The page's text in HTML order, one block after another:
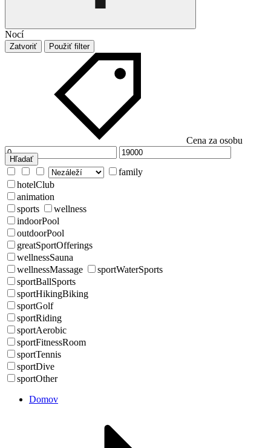
Nocí
Zatvoriť Použiť filter
Cena za osobu
Hľadať
family
hotelClub
animation
sports
wellness
indoorPool
outdoorPool
greatSportOfferings
wellnessSauna
wellnessMassage
sportWaterSports
sportBallSports
sportHikingBiking
sportGolf
sportRiding
sportAerobic
sportFitnessRoom
sportTennis
sportDive
sportOther
Domov